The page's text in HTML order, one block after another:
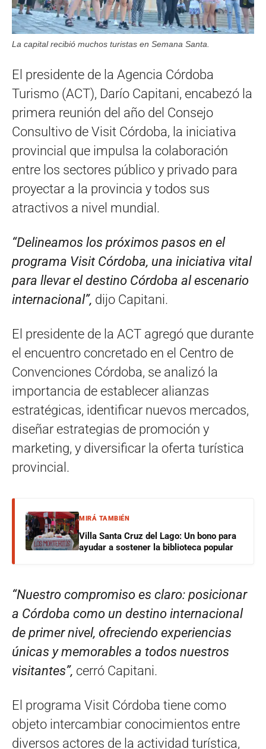
La capital recibió muchos turistas en Semana Santa.
El presidente de la Agencia Córdoba
Turismo (ACT), Darío Capitani, encabezó la
primera reunión del año del Consejo
Consultivo de Visit Córdoba, la iniciativa
provincial que impulsa la colaboración
entre los sectores público y privado para
proyectar a la provincia y todos sus
atractivos a nivel mundial.
“Delineamos los próximos pasos en el
programa Visit Córdoba, una iniciativa vital
para llevar el destino Córdoba al escenario
internacional”, dijo Capitani.
El presidente de la ACT agregó que durante
el encuentro concretado en el Centro de
Convenciones Córdoba, se analizó la
importancia de establecer alianzas
estratégicas, identificar nuevos mercados,
diseñar estrategias de promoción y
marketing, y diversificar la oferta turística
provincial.
MIRÁ TAMBIÉN
Villa Santa Cruz del Lago: Un bono para
ayudar a sostener la biblioteca popular
“Nuestro compromiso es claro: posicionar
a Córdoba como un destino internacional
de primer nivel, ofreciendo experiencias
únicas y memorables a todos nuestros
visitantes”, cerró Capitani.
El programa Visit Córdoba tiene como
objeto intercambiar conocimientos entre
diversos actores de la actividad turística,